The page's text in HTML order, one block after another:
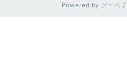
Powered by グーペ /